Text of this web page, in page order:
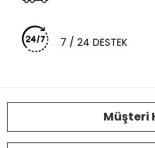
7 / 24 DESTEK
Müşteri